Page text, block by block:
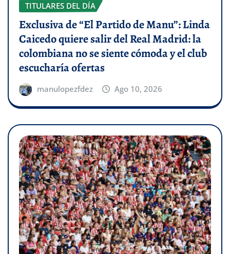
TITULARES DEL DÍA
Exclusiva de “El Partido de Manu”: Linda
Caicedo quiere salir del Real Madrid: la
colombiana no se siente cómoda y el club
escucharía ofertas
manulopezfdez Ago 10, 2026